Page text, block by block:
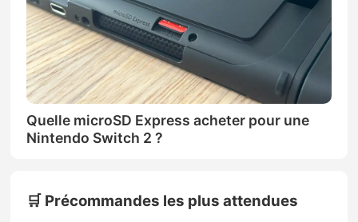
Quelle microSD Express acheter pour une
Nintendo Switch 2 ?
🛒 Précommandes les plus attendues